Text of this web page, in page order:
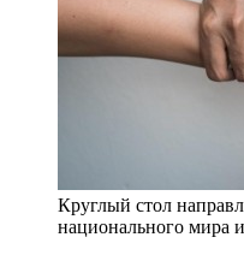
Круглый стол
национального мира